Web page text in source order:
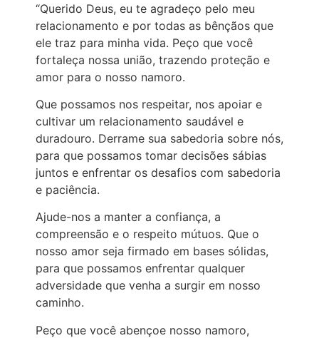
“Querido Deus, eu te agradeço pelo meu
relacionamento e por todas as bênçãos que
ele traz para minha vida. Peço que você
fortaleça nossa união, trazendo proteção e
amor para o nosso namoro.
Que possamos nos respeitar, nos apoiar e
cultivar um relacionamento saudável e
duradouro. Derrame sua sabedoria sobre nós,
para que possamos tomar decisões sábias
juntos e enfrentar os desafios com sabedoria
e paciência.
Ajude-nos a manter a confiança, a
compreensão e o respeito mútuos. Que o
nosso amor seja firmado em bases sólidas,
para que possamos enfrentar qualquer
adversidade que venha a surgir em nosso
caminho.
Peço que você abençoe nosso namoro,